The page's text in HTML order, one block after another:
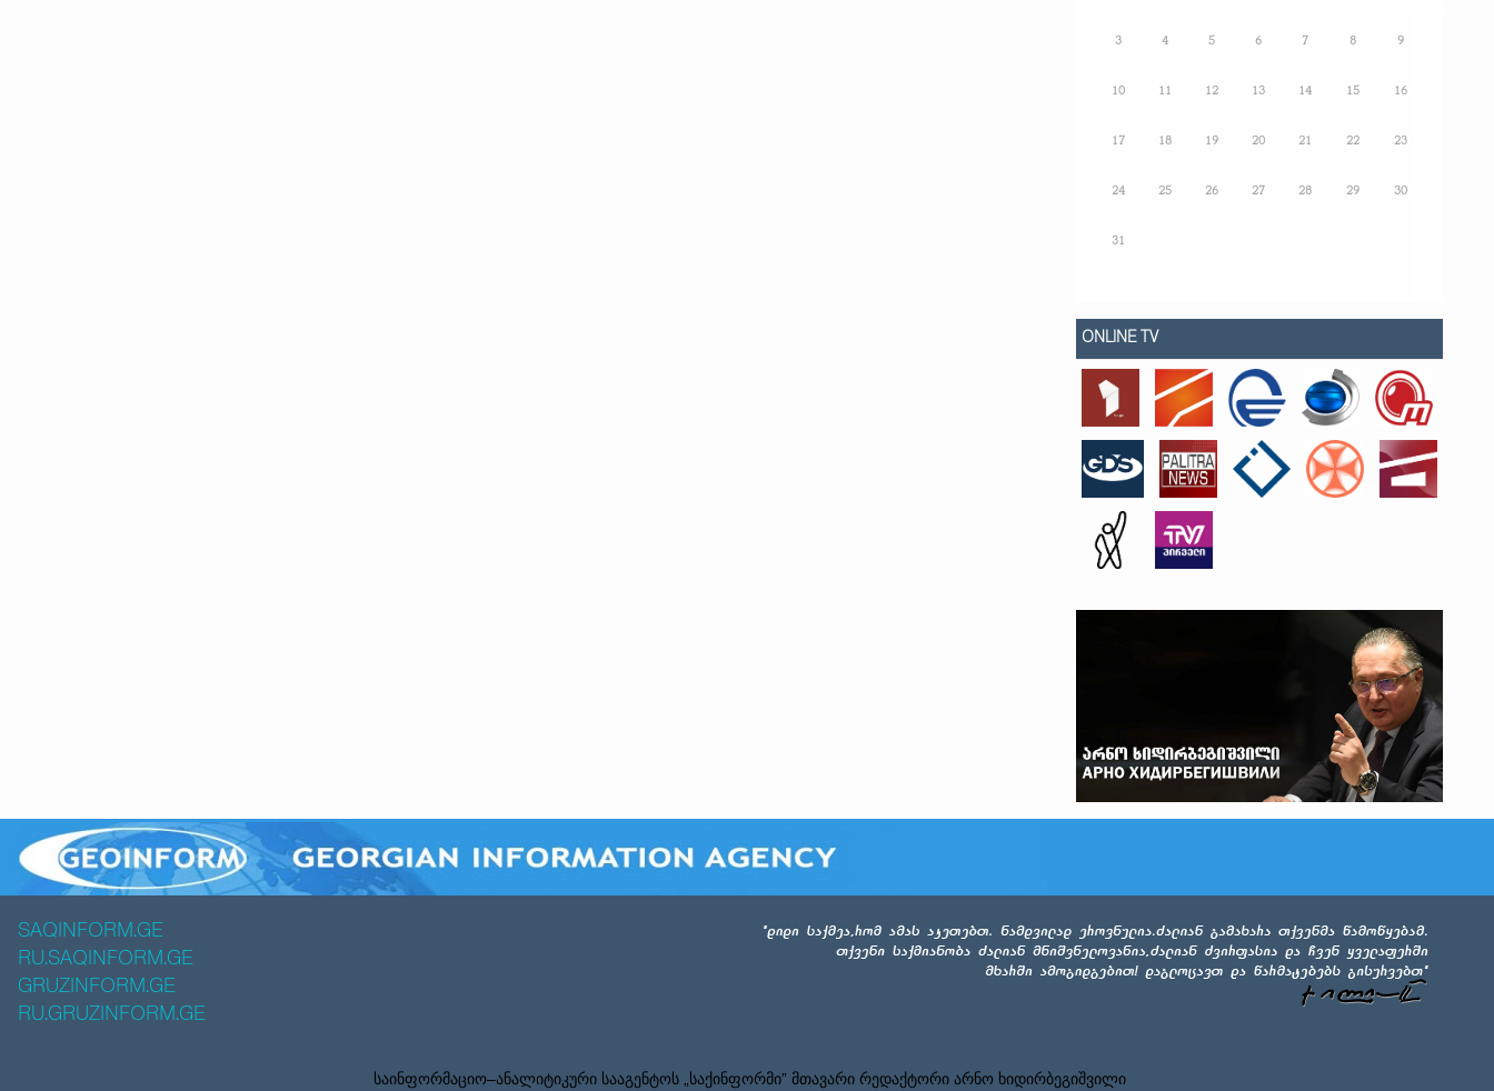
3 4 5 6 7 8 9
10 11 12 13 14 15 16
17 18 19 20 21 22 23
24 25 26 27 28 29 30
31
ONLINE TV
SAQINFORM.GE
RU.SAQINFORM.GE
GRUZINFORM.GE
RU.GRUZINFORM.GE
საინფორმაციო–ანალიტიკური სააგენტოს „საქინფორმი” მთავარი რედაქტორი არნო ხიდირბეგიშვილი